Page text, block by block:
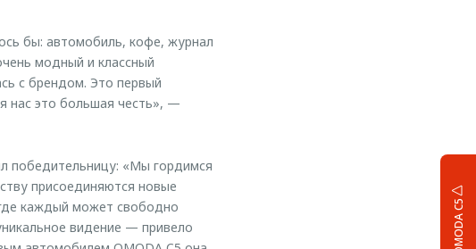
OMODA C5
бы: автомобиль, кофе, журнал
модный и классный
с брендом. Это первый
нас это большая честь», —
победительницу: «Мы гордимся
присоединяются новые
каждый может свободно
видение — привело